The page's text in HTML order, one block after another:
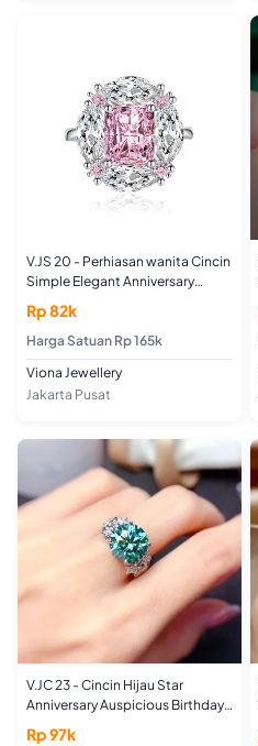
V.JS 20 - Perhiasan wanita Cincin
Simple Elegant Anniversary
Auspicious Birthday
Engagement cincin
Rp 82k
Harga Satuan Rp 165k
Viona Jewellery
Jakarta Pusat
V.JC 23 - Cincin Hijau Star
Anniversary Auspicious Birthday
Daily Engagement Wedding
Rp 97k